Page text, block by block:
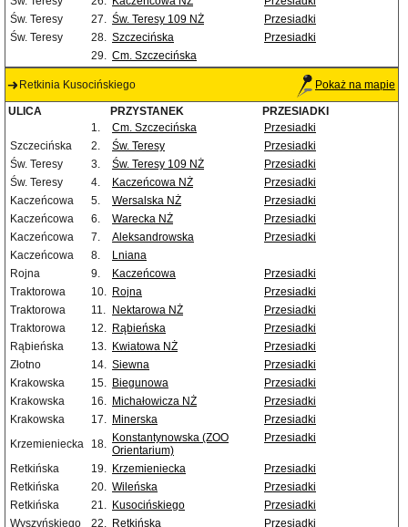
Św. Teresy
27. Św. Teresy 109 NŻ
Przesiadki
Św. Teresy
28. Szczecińska
Przesiadki
29. Cm. Szczecińska
Retkinia Kusocińskiego Pokaż na mapie
ULICA PRZYSTANEK
PRZESIADKI
1.
Cm. Szczecińska
Przesiadki
Szczecińska
2. Św. Teresy
Przesiadki
Św. Teresy
3. Św. Teresy 109 NŻ
Przesiadki
Św. Teresy
4. Kaczeńcowa NŻ
Przesiadki
Kaczeńcowa
5. Wersalska NŻ
Przesiadki
Kaczeńcowa
6. Warecka NŻ
Przesiadki
Kaczeńcowa
7. Aleksandrowska
Przesiadki
Kaczeńcowa
8.
Lniana
Rojna
9. Kaczeńcowa
Przesiadki
Traktorowa
10. Rojna
Przesiadki
Traktorowa
11. Nektarowa NŻ
Przesiadki
Traktorowa
12. Rąbieńska
Przesiadki
Rąbieńska
13. Kwiatowa NŻ
Przesiadki
Złotno
14. Siewna
Przesiadki
Krakowska
15. Biegunowa
Przesiadki
Krakowska
16. Michałowicza NŻ
Przesiadki
Krakowska
17. Minerska
Przesiadki
Krzemieniecka
18. Konstantynowska (ZOO
Orientarium)
Przesiadki
Retkińska 19. Krzemieniecka
Przesiadki
Retkińska
20. Wileńska
Przesiadki
Retkińska
21. Kusocińskiego
Przesiadki
Wyszyńskiego
22. Retkińska Przesiadki